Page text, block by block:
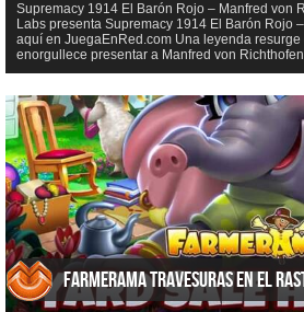
Supremacy 1914 El Barón Rojo – Manfred von
Labs presenta Supremacy 1914 El Barón Rojo
aquí en JuegaEnRed.com Una leyenda
enorgullece presentar a Manfred von
Farmerama Travesuras en el